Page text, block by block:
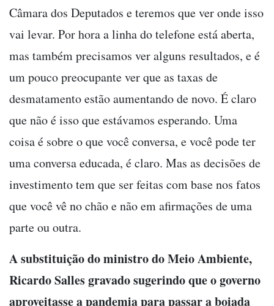
Câmara dos Deputados e teremos que ver onde isso
vai levar. Por hora a linha do telefone está aberta,
mas também precisamos ver alguns resultados, e é
um pouco preocupante ver que as taxas de
desmatamento estão aumentando de novo. É claro
que não é isso que estávamos esperando. Uma
coisa é sobre o que você conversa, e você pode ter
uma conversa educada, é claro. Mas as decisões de
investimento tem que ser feitas com base nos fatos
que você vê no chão e não em afirmações de uma
parte ou outra.
A substituição do ministro do Meio Ambiente,
Ricardo Salles gravado sugerindo que o governo
aproveitasse a pandemia para passar a boiada